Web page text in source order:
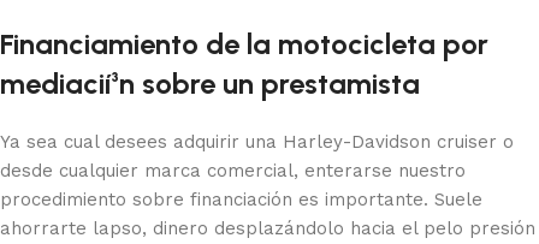
Financiamiento de la motocicleta por
mediacií³n sobre un prestamista
Ya sea cual desees adquirir una Harley-Davidson cruiser o
desde cualquier marca comercial, enterarse nuestro
procedimiento sobre financiación es importante. Suele
ahorrarte lapso, dinero desplazándolo hacia el pelo presión